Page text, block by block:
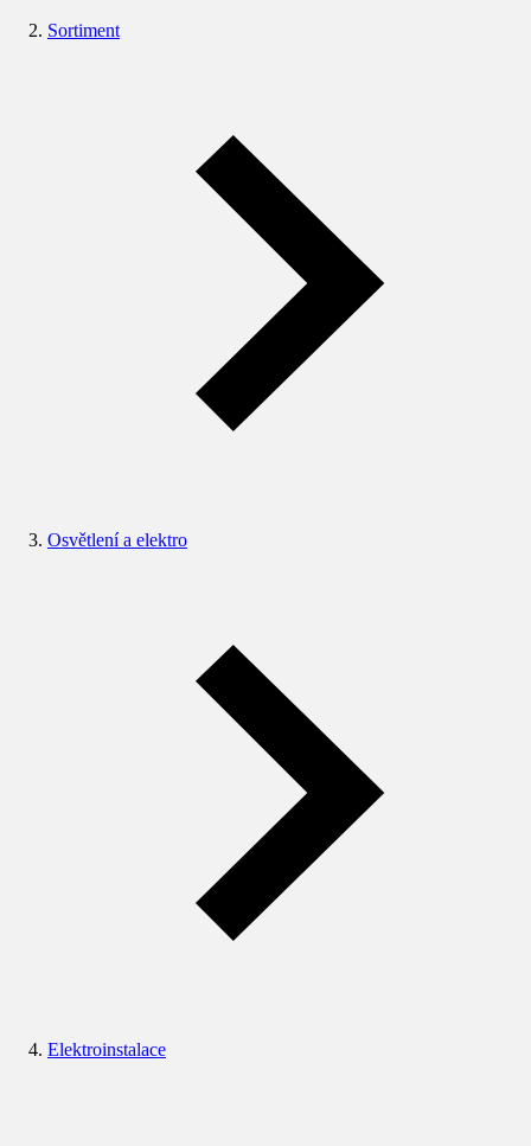
Sortiment
Osvětlení a elektro
Elektroinstalace